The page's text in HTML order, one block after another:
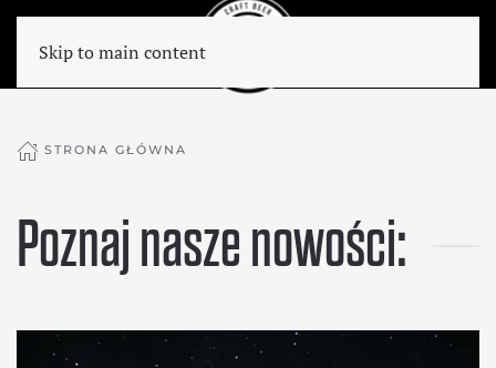
Skip to main content
STRONA GŁÓWNA
Poznaj nasze nowości: